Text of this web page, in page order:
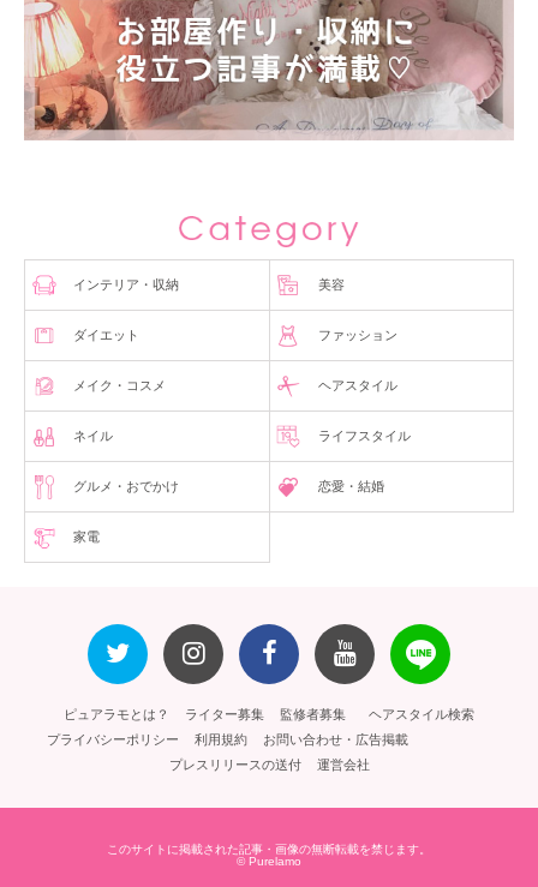
インテリア・収納 美容
ダイエット ファッション
メイク・コスメ ヘアスタイル
ネイル ライフスタイル
グルメ・おでかけ 恋愛・結婚
家電
ピュアラモとは？ ライター募集 監修者募集
ヘアスタイル検索
プライバシーポリシー
利用規約
お問い合わせ・広告掲載
プレスリリースの送付
運営会社
このサイトに掲載された記事・画像の無断転載を禁じます。
© Purelamo